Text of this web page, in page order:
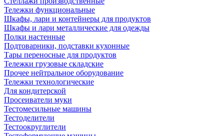
Тележки функциональные
Шкафы, лари и контейнеры для продуктов
Шкафы и лари металлические для одежды
Полки настенные
Подтоварники, подставки кухонные
Тары переносные для продуктов
Тележки грузовые складские
Прочее нейтральное оборудование
Тележки технологические
Для кондитерской
Просеиватели муки
Тестомесильные машины
Тестоделители
Тестоокруглители